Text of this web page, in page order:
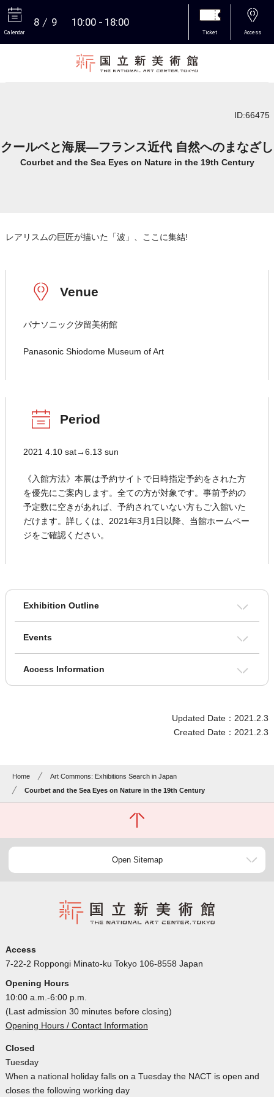
Calendar
8 9 10:00 18:00
Ticket Access
ID:66475
クールベと海展―フランス近代 自然へのまなざし
Courbet and the Sea Eyes on Nature in the 19th Century
レアリスムの巨匠が描いた「波」、ここに集結!
Venue
パナソニック汐留美術館
Panasonic Shiodome Museum of Art
Period
2021 4.10 sat→6.13 sun
《入館方法》本展は予約サイトで日時指定予約をされた方
を優先にご案内します。全ての方が対象です。事前予約の
予定数に空きがあれば、予約されていない方もご入館いた
だけます。詳しくは、2021年3月1日以降、当館ホームペー
ジをご確認ください。
Exhibition Outline
Events
Access Information
Updated Date：2021.2.3
Created Date：2021.2.3
Home
Art Commons: Exhibitions Search in Japan
Courbet and the Sea Eyes on Nature in the 19th Century
Open Sitemap
Access
7-22-2 Roppongi Minato-ku Tokyo 106-8558 Japan
Opening Hours
10:00 a.m.-6:00 p.m.
(Last admission 30 minutes before closing)
Opening Hours / Contact Information
Closed
Tuesday
When a national holiday falls on a Tuesday the NACT is open and
closes the following working day